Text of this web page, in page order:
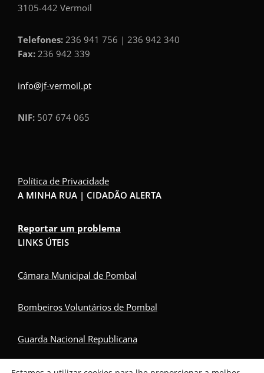
3105-442 Vermoil
Telefones: 236 941 756 | 236 942 340
Fax: 236 942 339
info@jf-vermoil.pt
NIF: 507 674 065
Política de Privacidade
A MINHA RUA | CIDADÃO ALERTA
Reportar um problema
LINKS ÚTEIS
Câmara Municipal de Pombal
Bombeiros Voluntários de Pombal
Guarda Nacional Republicana
Serviço Nacional de Saúde